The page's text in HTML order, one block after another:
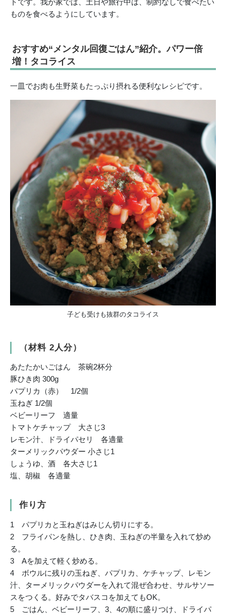
トです。我が家では、土日や旅行中は、制約なしで食べたい
ものを食べるようにしています。
おすすめ“メンタル回復ごはん”紹介。パワー倍
増！タコライス
一皿でお肉も生野菜もたっぷり摂れる便利なレシピです。
子ども受けも抜群のタコライス
（材料 2人分）
あたたかいごはん 茶碗2杯分
豚ひき肉 300g
パプリカ（赤） 1/2個
玉ねぎ 1/2個
ベビーリーフ 適量
トマトケチャップ 大さじ3
レモン汁、ドライパセリ 各適量
ターメリックパウダー 小さじ1
しょうゆ、酒 各大さじ1
塩、胡椒 各適量
作り方
1 パプリカと玉ねぎはみじん切りにする。
2 フライパンを熱し、ひき肉、玉ねぎの半量を入れて炒め
る。
3 Aを加えて軽く炒める。
4 ボウルに残りの玉ねぎ、パプリカ、ケチャップ、レモン
汁、ターメリックパウダーを入れて混ぜ合わせ、サルサソー
スをつくる。好みでタバスコを加えてもOK。
5 ごはん、ベビーリーフ、3、4の順に盛りつけ、ドライパ